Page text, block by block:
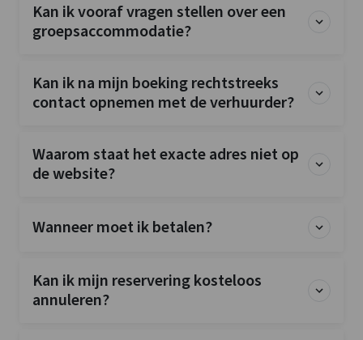
Kan ik vooraf vragen stellen over een
groepsaccommodatie?
Kan ik na mijn boeking rechtstreeks
contact opnemen met de verhuurder?
Waarom staat het exacte adres niet op
de website?
Wanneer moet ik betalen?
Kan ik mijn reservering kosteloos
annuleren?